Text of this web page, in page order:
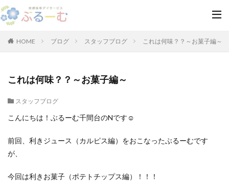
HOME ブログ スタッフブログ これは何味？？～お菓子編～
これは何味？？～お菓子編～
スタッフブログ
こんにちは！ぶるーむ千間台のNです☺
前回、利きジュース（カルピス編）をおこなったぶるーむです
が、
今回は利きお菓子（ポテトチップス編）！！！